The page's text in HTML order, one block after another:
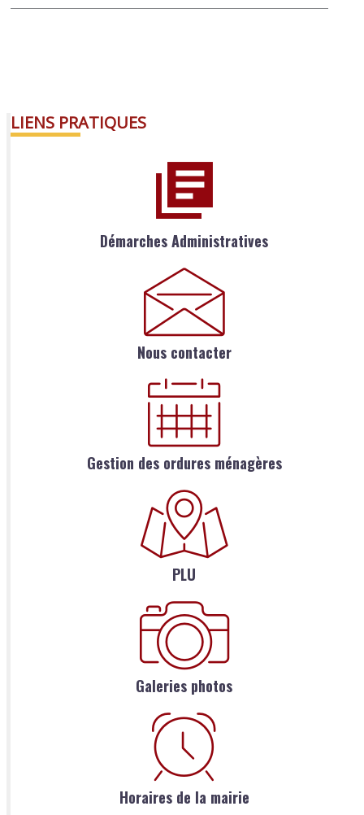
LIENS PRATIQUES
Démarches Administratives
Nous contacter
Gestion des ordures ménagères
PLU
Galeries photos
Horaires de la mairie